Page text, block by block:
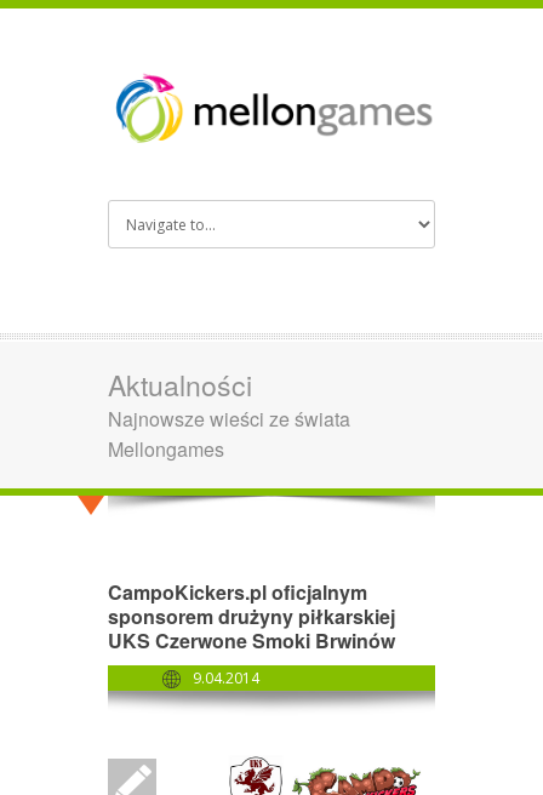
Aktualności
Najnowsze wieści ze świata
Mellongames
CampoKickers.pl oficjalnym
sponsorem drużyny piłkarskiej
UKS Czerwone Smoki Brwinów
9.04.2014